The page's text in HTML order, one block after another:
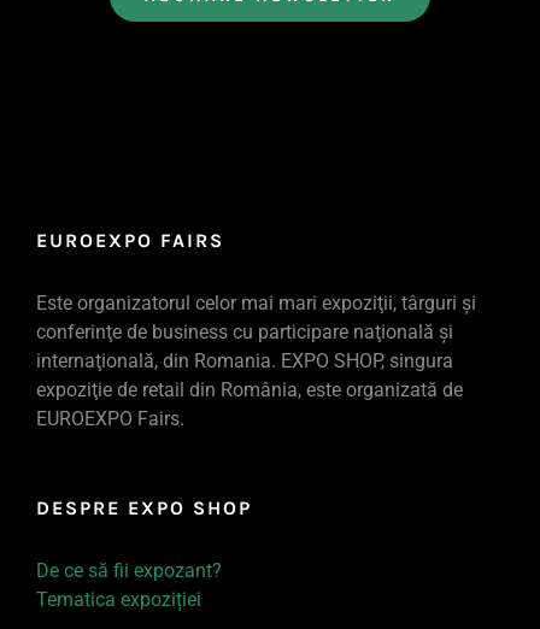
EUROEXPO FAIRS
Este organizatorul celor mai mari expoziţii, târguri şi
conferinţe de business cu participare naţională şi
internaţională, din Romania. EXPO SHOP, singura
expoziţie de retail din România, este organizată de
EUROEXPO Fairs.
DESPRE EXPO SHOP
De ce să fii expozant?
Tematica expoziției